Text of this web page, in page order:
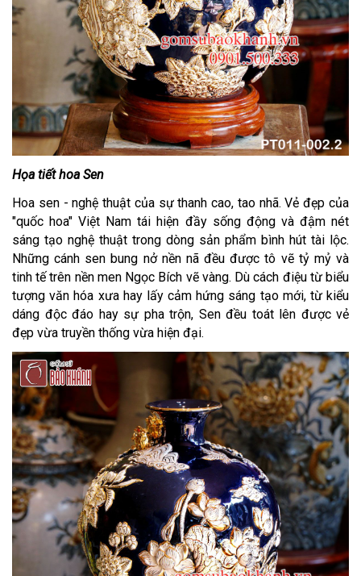
Họa tiết hoa Sen
Hoa sen - nghệ thuật của sự thanh cao, tao nhã. Vẻ đẹp của
"quốc hoa" Việt Nam tái hiện đầy sống động và đậm nét
sáng tạo nghệ thuật trong dòng sản phẩm bình hút tài lộc.
Những cánh sen bung nở nền nã đều được tô vẽ tỷ mỷ và
tinh tế trên nền men Ngọc Bích vẽ vàng. Dù cách điệu từ biểu
tượng văn hóa xưa hay lấy cảm hứng sáng tạo mới, từ kiểu
dáng độc đáo hay sự pha trộn, Sen đều toát lên được vẻ
đẹp vừa truyền thống vừa hiện đại.